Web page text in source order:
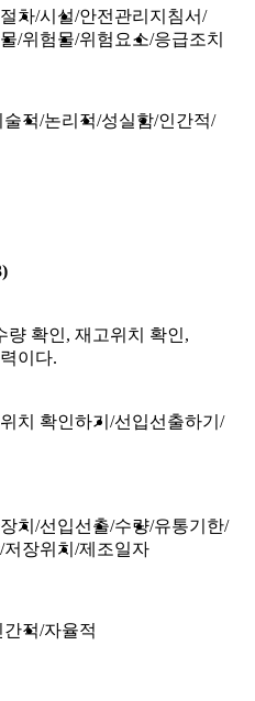
차 시설 안전관리지침서
위험물 위험요소 응급조치
술적 논리적 성실함 인간적
량 확인, 재고위치 확인,
이다.
치 확인하기
선입선출하기
치 선입선출 수량 유통기한
저장위치 제조일자
간적 자율적